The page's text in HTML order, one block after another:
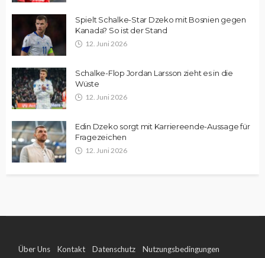
Spielt Schalke-Star Dzeko mit Bosnien gegen
Kanada? So ist der Stand
12. Juni 2026
Schalke-Flop Jordan Larsson zieht es in die
Wüste
12. Juni 2026
Edin Dzeko sorgt mit Karriereende-Aussage für
Fragezeichen
12. Juni 2026
Über Uns Kontakt Datenschutz Nutzungsbedingungen